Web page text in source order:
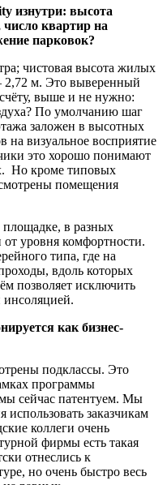
изнутри: высота
число квартир на
парковок?
чистовая высота жилых
2,72 м. Это выверенный
выше и не нужно:
По умолчанию шаг
заложен в высотных
на визуальное восприятие
это хорошо понимают
Но кроме типовых
помещения
площадке, в разных
от уровня комфортности.
типа, где на
вдоль которых
позволяет исключить
инсоляцией.
как бизнес-
подклассы. Это
программы
сейчас патентуем. Мы
заказчикам
коллеги очень
фирмы есть такая
отнеслись к
но очень быстро весь